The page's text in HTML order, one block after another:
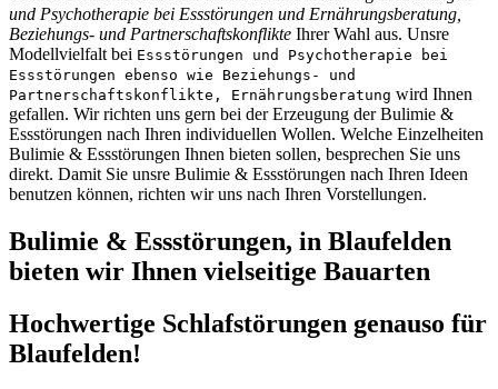
und Psychotherapie bei Essstörungen und Ernährungsberatung,
Beziehungs- und Partnerschaftskonflikte Ihrer Wahl aus. Unsre
Modellvielfalt bei Essstörungen und Psychotherapie bei
Essstörungen ebenso wie Beziehungs- und
Partnerschaftskonflikte, Ernährungsberatung wird Ihnen
gefallen. Wir richten uns gern bei der Erzeugung der Bulimie &
Essstörungen nach Ihren individuellen Wollen. Welche Einzelheiten
Bulimie & Essstörungen Ihnen bieten sollen, besprechen Sie uns
direkt. Damit Sie unsre Bulimie & Essstörungen nach Ihren Ideen
benutzen können, richten wir uns nach Ihren Vorstellungen.
Bulimie & Essstörungen, in Blaufelden
bieten wir Ihnen vielseitige Bauarten
Hochwertige Schlafstörungen genauso für
Blaufelden!